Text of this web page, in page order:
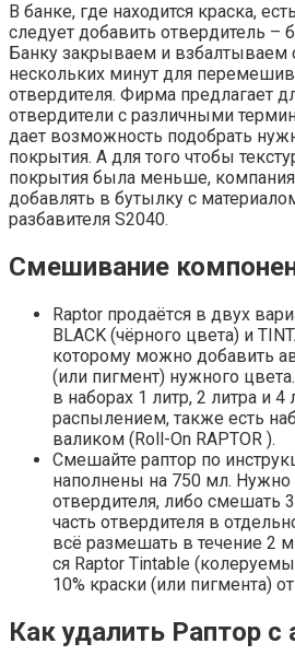
В банке, где находится краска,
следует добавить отвердитель –
Банку закрываем и взбалтываем
нескольких минут для
отвердителя. Фирма предлагает
отвердители с различными
дает возможность подобрать
покрытия. А для того чтобы
покрытия была меньше,
добавлять в бутылку с
разбавителя S2040.
Смешивание
Raptor про­да­ёт­ся в двух
BLACK (чёр­но­го цве­та) и
кото­ро­му мож­но доба­вить
(или пиг­мент) нуж­но­го
в набо­рах 1 литр, 2 лит­ра и 4
рас­пы­ле­ни­ем, так­же есть
вали­ком (Roll-On RAPTOR ).
Сме­шай­те рап­тор по
напол­не­ны на 750 мл.
отвер­ди­те­ля, либо сме­шать
часть отвер­ди­те­ля в
всё раз­ме­шать в тече­ние 2
ся Raptor Tintable
10% крас­ки (или пиг­мен­та)
Как удалить Раптор с